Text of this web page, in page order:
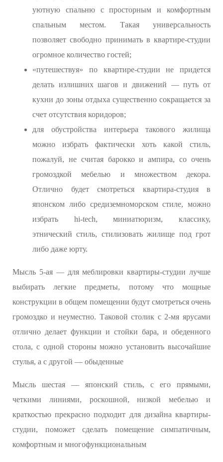
уютную спальню с просторным и комфортным
спальным местом. Такая универсальность
позволяет свободно принимать в квартире-студии
огромное количество гостей;
«путешествуя» по квартире-студии не придется
делать излишних шагов и движений — путь от
кухни до зоны отдыха существенно сокращается за
счет отсутствия коридоров;
для обустройства интерьера такового жилища
можно избрать фактически хоть какой стиль,
пожалуй, не считая барокко и ампира, со очень
громоздкой мебелью и множеством декора.
Отлично будет смотреться квартира-студия в
японском либо средиземноморском стиле, можно
избрать hi-tech, миниатюризм, классику,
этнический стиль, стилизовать жилище под грот
либо даже юрту.
Мысль 5-ая — для меблировки квартиры-студии лучше
выбирать легкие предметы, потому что мощные
конструкции в общем помещении будут смотреться очень
громоздко и неуместно. Таковой столик с 2-мя ярусами
отлично делает функции и стойки бара, и обеденного
стола, с одной стороны можно установить высочайшие
стулья, а с другой — обыденные
Мысль шестая — японский стиль, с его прямыми,
четкими линиями, роскошной, низкой мебелью и
краткостью прекрасно подходит для дизайна квартиры-
студии, поможет сделать помещение симпатичным,
комфортным и многофункциональным